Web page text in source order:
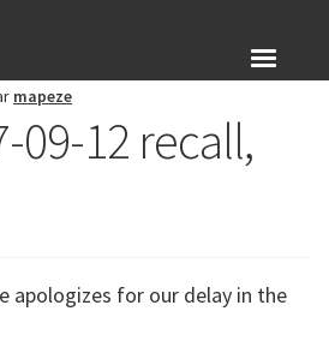
mapeze
09-12 recall,
apologizes for our delay in the